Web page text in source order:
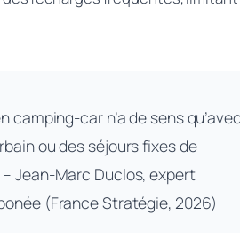
camping-car n’a de sens
ou des séjours fixes de
Jean-Marc Duclos, expert
(France Stratégie, 2026)